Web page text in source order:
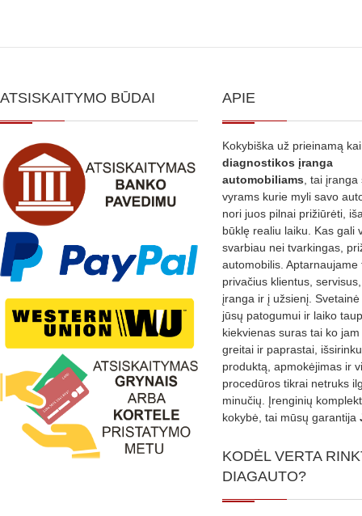
ATSISKAITYMO BŪDAI APIE
Kokybiška už prieinamą
diagnostikos įranga
automobiliams , tai
vyrams kurie myli savo
nori juos pilnai prižiūrėti,
būklę realiu laiku. Kas gali
svarbiau nei tvarkingas,
automobilis. Aptarnaujame
privačius klientus,
įranga ir į užsienį.
jūsų patogumui ir laiko
kiekvienas suras tai ko
greitai ir paprastai,
produktą, apmokėjimas ir
procedūros tikrai netruks
minučių. Įrenginių
kokybė, tai mūsų garantija
KODĖL VERTA
DIAGAUTO?